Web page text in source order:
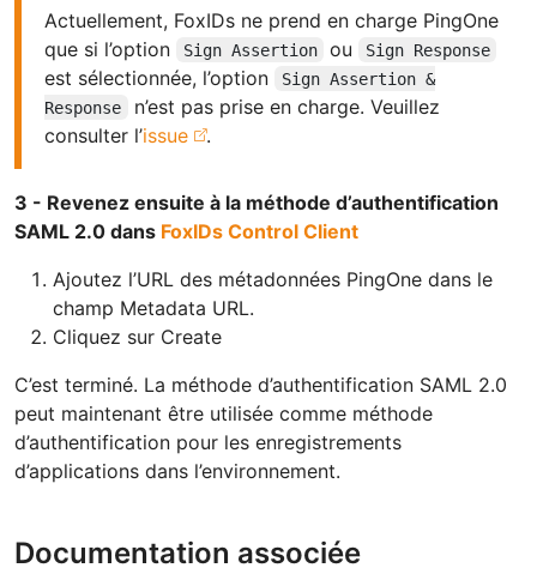
Actuellement, FoxIDs ne prend en charge PingOne
que si l’option
Sign Assertion ou Sign Response
est sélectionnée, l’option
Sign Assertion &
Response
n’est pas prise en charge. Veuillez
consulter l’issue .
3 - Revenez ensuite à la méthode d’authentification
SAML 2.0 dans FoxIDs Control Client
Ajoutez l’URL des métadonnées PingOne dans le
champ Metadata URL.
Cliquez sur Create
C’est terminé. La méthode d’authentification SAML 2.0
peut maintenant être utilisée comme méthode
d’authentification pour les enregistrements
d’applications dans l’environnement.
Documentation associée